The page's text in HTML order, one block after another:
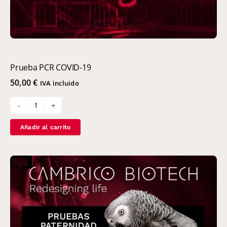
Prueba PCR COVID-19
50,00€ IVA incluido
Prueba
PCR
COVID-
cantidad
Añadir al carrito